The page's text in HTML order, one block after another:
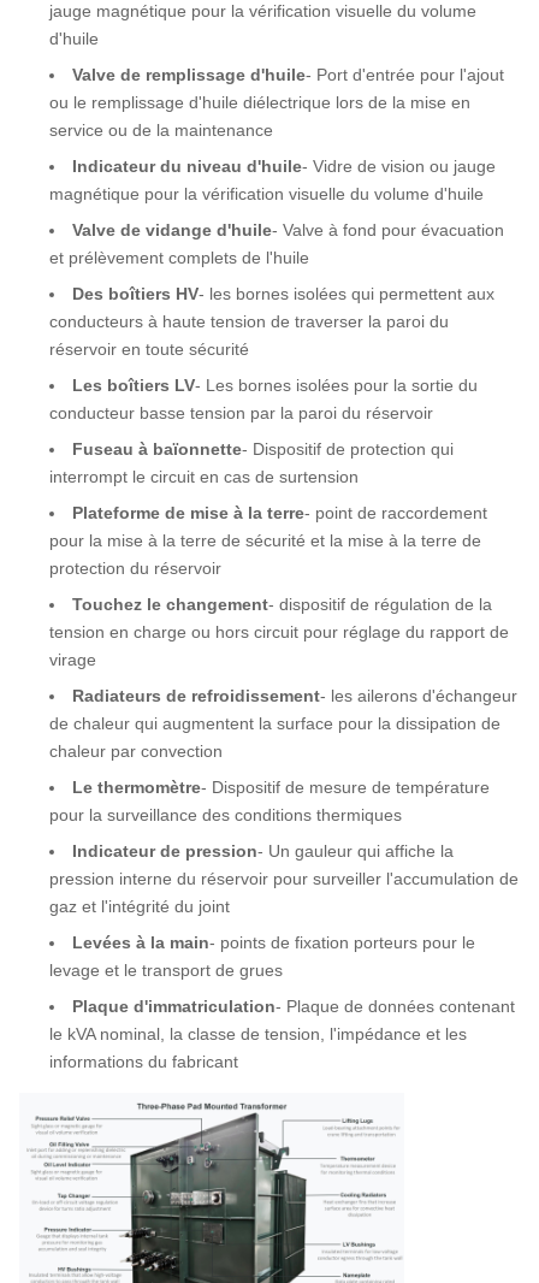
Dimension
Poids total 15540 LBS
jauge magnétique pour la vérification visuelle du volume
d'huile
Valve de remplissage d'huile- Port d'entrée pour l'ajout
ou le remplissage d'huile diélectrique lors de la mise en
service ou de la maintenance
Indicateur du niveau d'huile- Vidre de vision ou jauge
magnétique pour la vérification visuelle du volume d'huile
Valve de vidange d'huile- Valve à fond pour évacuation
et prélèvement complets de l'huile
Des boîtiers HV- les bornes isolées qui permettent aux
conducteurs à haute tension de traverser la paroi du
réservoir en toute sécurité
Les boîtiers LV- Les bornes isolées pour la sortie du
conducteur basse tension par la paroi du réservoir
Fuseau à baïonnette- Dispositif de protection qui
interrompt le circuit en cas de surtension
Plateforme de mise à la terre- point de raccordement
pour la mise à la terre de sécurité et la mise à la terre de
protection du réservoir
Touchez le changement- dispositif de régulation de la
tension en charge ou hors circuit pour réglage du rapport de
virage
Radiateurs de refroidissement- les ailerons d'échangeur
de chaleur qui augmentent la surface pour la dissipation de
chaleur par convection
Le thermomètre- Dispositif de mesure de température
pour la surveillance des conditions thermiques
Indicateur de pression- Un gauleur qui affiche la
pression interne du réservoir pour surveiller l'accumulation de
gaz et l'intégrité du joint
Levées à la main- points de fixation porteurs pour le
levage et le transport de grues
Plaque d'immatriculation- Plaque de données contenant
le kVA nominal, la classe de tension, l'impédance et les
informations du fabricant